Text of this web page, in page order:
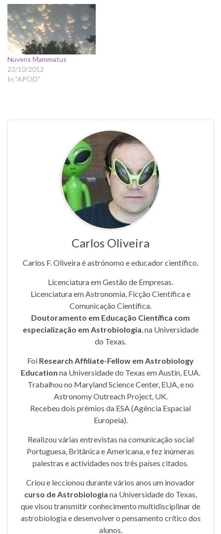
Nuvens Mammatus
23/10/2012
In "APOD"
Carlos Oliveira
Carlos F. Oliveira é astrónomo e educador científico.
Licenciatura em Gestão de Empresas.
Licenciatura em Astronomia, Ficção Científica e
Comunicação Científica.
Doutoramento em Educação Científica com
especialização em Astrobiologia, na Universidade
do Texas.
Foi Research Affiliate-Fellow em Astrobiology
Education na Universidade do Texas em Austin, EUA.
Trabalhou no Maryland Science Center, EUA, e no
Astronomy Outreach Project, UK.
Recebeu dois prémios da ESA (Agência Espacial
Europeia).
Realizou várias entrevistas na comunicação social
Portuguesa, Britânica e Americana, e fez inúmeras
palestras e actividades nos três países citados.
Criou e leccionou durante vários anos um inovador
curso de Astrobiologia na Universidade do Texas,
que visou transmitir conhecimento multidisciplinar de
astrobiologia e desenvolver o pensamento crítico dos
alunos.